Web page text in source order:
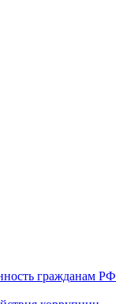
гражданам РФ